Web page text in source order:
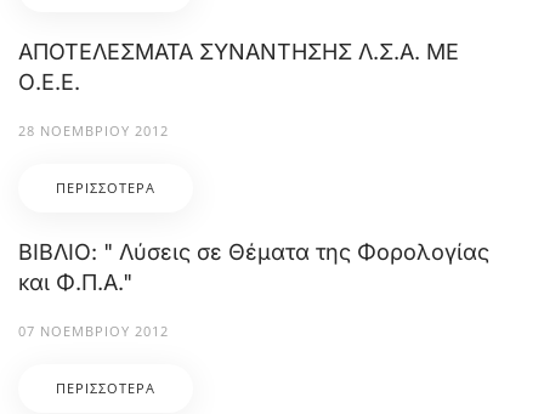
ΑΠΟΤΕΛΕΣΜΑΤΑ ΣΥΝΑΝΤΗΣΗΣ Λ.Σ.Α. ΜΕ
Ο.Ε.Ε.
28 ΝΟΕΜΒΡΊΟΥ 2012
ΠΕΡΙΣΣΌΤΕΡΑ
ΒΙΒΛΙΟ: " Λύσεις σε Θέματα της Φορολογίας
και Φ.Π.Α."
07 ΝΟΕΜΒΡΊΟΥ 2012
ΠΕΡΙΣΣΌΤΕΡΑ